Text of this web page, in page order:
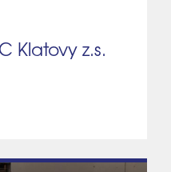
Klatovy z.s.